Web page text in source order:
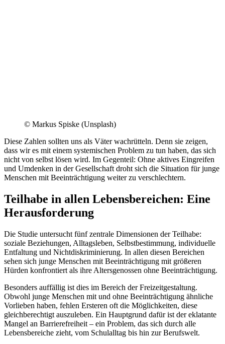
© Markus Spiske (Unsplash)
Diese Zahlen sollten uns als Väter wachrütteln. Denn sie zeigen,
dass wir es mit einem systemischen Problem zu tun haben, das sich
nicht von selbst lösen wird. Im Gegenteil: Ohne aktives Eingreifen
und Umdenken in der Gesellschaft droht sich die Situation für junge
Menschen mit Beeinträchtigung weiter zu verschlechtern.
Teilhabe in allen Lebensbereichen: Eine
Herausforderung
Die Studie untersucht fünf zentrale Dimensionen der Teilhabe:
soziale Beziehungen, Alltagsleben, Selbstbestimmung, individuelle
Entfaltung und Nichtdiskriminierung. In allen diesen Bereichen
sehen sich junge Menschen mit Beeinträchtigung mit größeren
Hürden konfrontiert als ihre Altersgenossen ohne Beeinträchtigung.
Besonders auffällig ist dies im Bereich der Freizeitgestaltung.
Obwohl junge Menschen mit und ohne Beeinträchtigung ähnliche
Vorlieben haben, fehlen Ersteren oft die Möglichkeiten, diese
gleichberechtigt auszuleben. Ein Hauptgrund dafür ist der eklatante
Mangel an Barrierefreiheit – ein Problem, das sich durch alle
Lebensbereiche zieht, vom Schulalltag bis hin zur Berufswelt.